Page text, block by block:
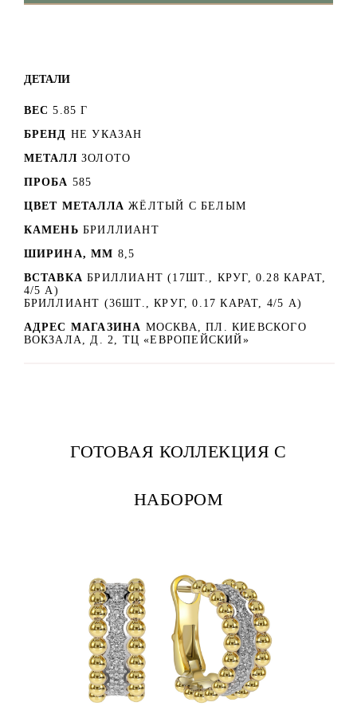
ДЕТАЛИ
ВЕС 5.85 Г
БРЕНД НЕ УКАЗАН
МЕТАЛЛ ЗОЛОТО
ПРОБА 585
ЦВЕТ МЕТАЛЛА ЖЁЛТЫЙ С БЕЛЫМ
КАМЕНЬ БРИЛЛИАНТ
ШИРИНА, ММ 8,5
ВСТАВКА БРИЛЛИАНТ (17ШТ., КРУГ, 0.28 КАРАТ,
4/5 А)
БРИЛЛИАНТ (36ШТ., КРУГ, 0.17 КАРАТ, 4/5 А)
АДРЕС МАГАЗИНА МОСКВА, ПЛ. КИЕВСКОГО
ВОКЗАЛА, Д. 2, ТЦ «ЕВРОПЕЙСКИЙ»
ГОТОВАЯ КОЛЛЕКЦИЯ С
НАБОРОМ